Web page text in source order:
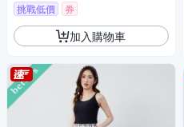
挑戰低價 券
加入購物車